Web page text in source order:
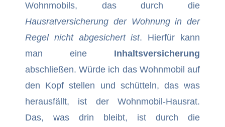
Wohnmobils, das durch die
Hausratversicherung der Wohnung in der
Regel nicht abgesichert ist. Hierfür kann
man eine Inhaltsversicherung
abschließen. Würde ich das Wohnmobil auf
den Kopf stellen und schütteln, das was
herausfällt, ist der Wohnmobil-Hausrat.
Das, was drin bleibt, ist durch die